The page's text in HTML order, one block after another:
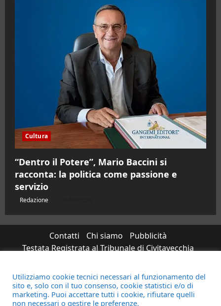
Cultura
“Dentro il Potere”, Mario Baccini si
racconta: la politica come passione e
servizio
Redazione
Contatti Chi siamo
Pubblicità
Testata Registrata al Tribunale di Civitavecchia
Micaela Taroni
FacebookInstagram
YouTube
TwitterEmail
Utilizziamo cookie tecnici necessari al funzionamento del
sito e, solo con il tuo consenso, cookie statistici e/o di
marketing. Puoi accettare tutti i cookie, rifiutare quelli
non necessari o gestire le preferenze.